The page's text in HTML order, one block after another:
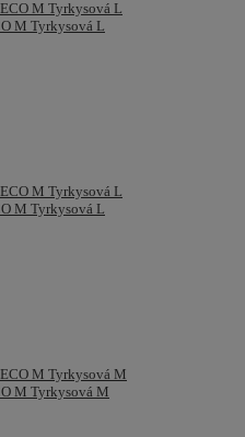
M Tyrkysová L
M Tyrkysová L
M Tyrkysová M